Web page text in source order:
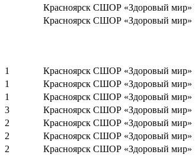
Красноярск СШОР «Здоровый мир»
Красноярск СШОР «Здоровый мир»
1 Красноярск СШОР «Здоровый мир»
1 Красноярск СШОР «Здоровый мир»
1 Красноярск СШОР «Здоровый мир»
3 Красноярск СШОР «Здоровый мир»
2 Красноярск СШОР «Здоровый мир»
2 Красноярск СШОР «Здоровый мир»
2 Красноярск СШОР «Здоровый мир»